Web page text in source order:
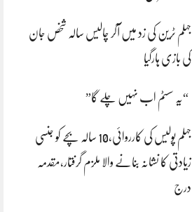
جہلم ٹرین کی زد میں آکر چالیس سالہ شخص جان
کی بازی ہارگیا
“یہ سسٹم اب نہیں چلے گا”
جہلم پولیس کی کارروائی،10 سالہ بچے کو جنسی
زیادتی کا نشانہ بنانے والا ملزم گرفتار،مقدمہ
درج